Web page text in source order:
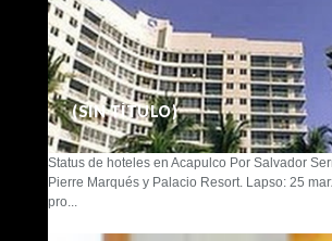
(SIN TÍTULO)
Status de hoteles en Acapulco Por Salvador
Pierre Marqués y Palacio Resort. Lapso: 25
pro...